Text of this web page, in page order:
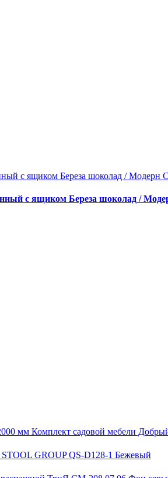
с ящиком Береза шоколад /
Комплект садовой мебели
STOOL GROUP QS-D128-1 Бежевый